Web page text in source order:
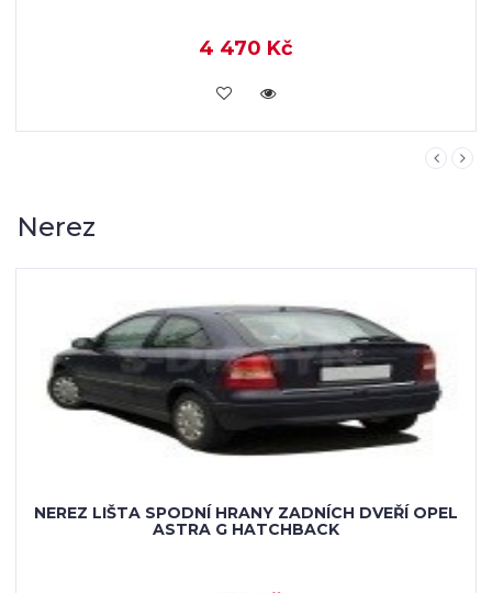
4 470 Kč
KOUPIT
Nerez
NEREZ LIŠTA SPODNÍ HRANY ZADNÍCH DVEŘÍ OPEL
ASTRA G HATCHBACK